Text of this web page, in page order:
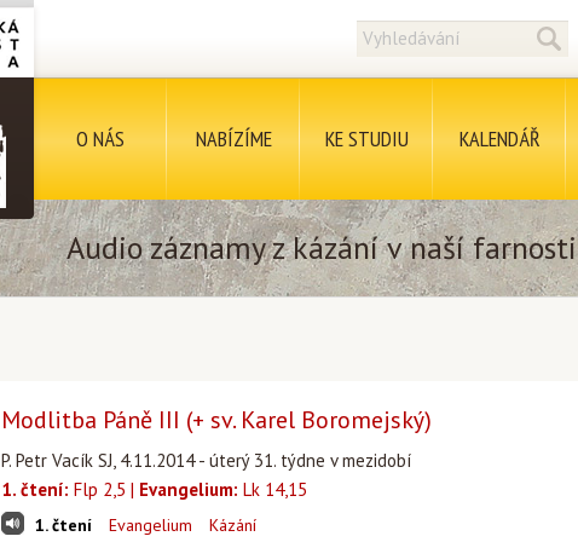
O NÁS NABÍZÍME KE STUDIU KALENDÁŘ
Audio záznamy z kázání v naší farnosti
Modlitba Páně III (+ sv. Karel Boromejský)
P. Petr Vacík SJ, 4.11.2014 - úterý 31. týdne v mezidobí
1. čtení: Flp 2,5 | Evangelium: Lk 14,15
1. čtení Evangelium Kázání